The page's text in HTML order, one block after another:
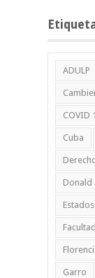
ADULP
COVID
Cuba
Donald
Garro